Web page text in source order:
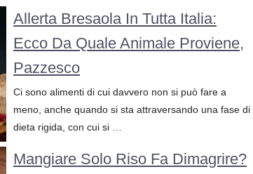
Allerta Bresaola In Tutta Italia:
Ecco Da Quale Animale Proviene,
Pazzesco
Ci sono alimenti di cui davvero non si può fare a
meno, anche quando si sta attraversando una fase di
dieta rigida, con cui si …
Mangiare Solo Riso Fa Dimagrire?